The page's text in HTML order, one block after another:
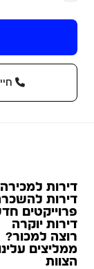
דירות למכירה
דירות
פרוייקטים
דירות יוקרה
רוצה למכור?
ממליצים
הצוות